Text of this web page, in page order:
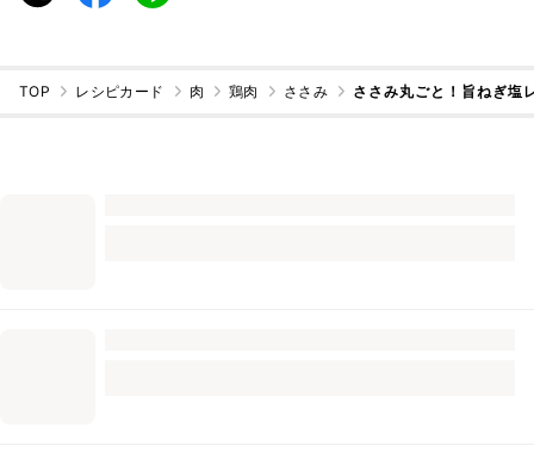
TOP レシピカード 肉 鶏肉 ささみ ささみ丸ごと！旨ねぎ塩